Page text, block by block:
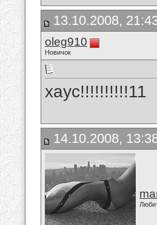
13.10.2008,
oleg910
Новичок
хаус!!!!!!!!!!11
14.10.2008,